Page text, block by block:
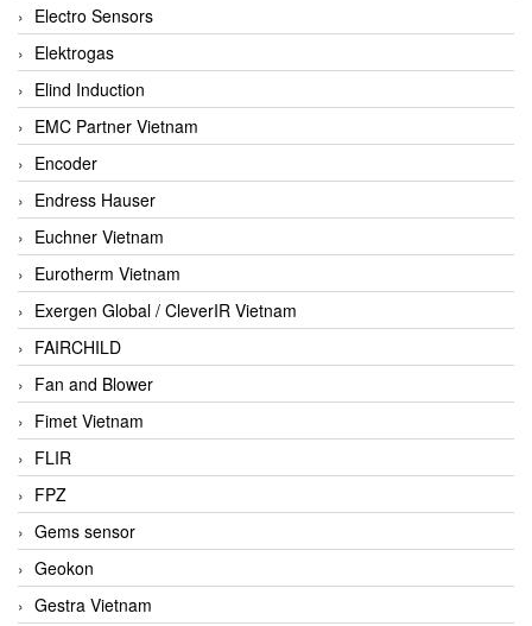
Electro Sensors
Elektrogas
Elind Induction
EMC Partner Vietnam
Encoder
Endress Hauser
Euchner Vietnam
Eurotherm Vietnam
Exergen Global / CleverIR Vietnam
FAIRCHILD
Fan and Blower
Fimet Vietnam
FLIR
FPZ
Gems sensor
Geokon
Gestra Vietnam